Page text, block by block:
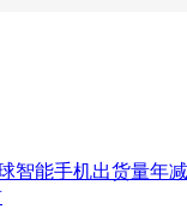
智能手机出货量年减